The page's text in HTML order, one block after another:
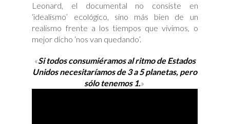
Leonard, el documental no consiste en
‘idealismo’ ecológico, sino más bien de un
realismo frente a los tiempos que vivimos, o
mejor dicho ‘nos van quedando’.
«Si todos consumiéramos al ritmo de Estados
Unidos necesitaríamos de 3 a 5 planetas, pero
sólo tenemos 1.»